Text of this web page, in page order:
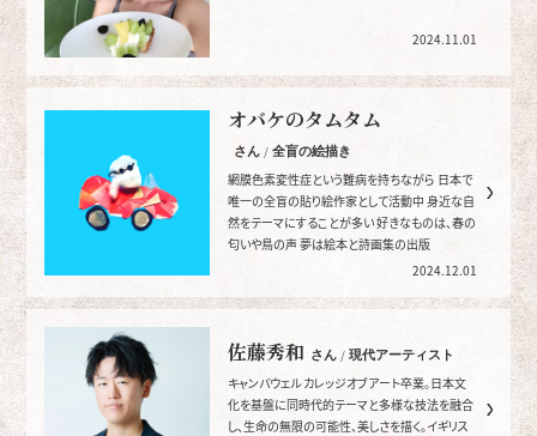
2024.11.01
オバケのタムタム
さん / 全盲の絵描き
網膜色素変性症という難病を持ちながら 日本で
唯一の全盲の貼り絵作家として活動中 身近な自
然をテーマにすることが多い 好きなものは、春の
匂いや鳥の声 夢は絵本と詩画集の出版
2024.12.01
佐藤秀和 さん / 現代アーティスト
キャンバウェル カレッジオブアート卒業。日本文
化を基盤に同時代的テーマと多様な技法を融合
し、生命の無限の可能性、美しさを描く。イギリス